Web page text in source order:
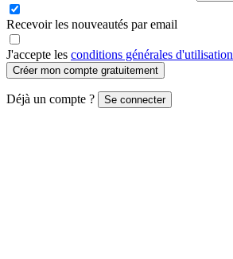
Recevoir les nouveautés par email
J'accepte les conditions générales d'utilisation
Créer mon compte gratuitement
Déjà un compte ? Se connecter